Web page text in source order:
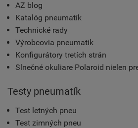
AZ blog
Katalóg pneumatík
Technické rady
Výrobcovia pneumatík
Konfigurátory tretích strán
Slnečné okuliare Polaroid nielen
Testy pneumatík
Test letných pneu
Test zimných pneu